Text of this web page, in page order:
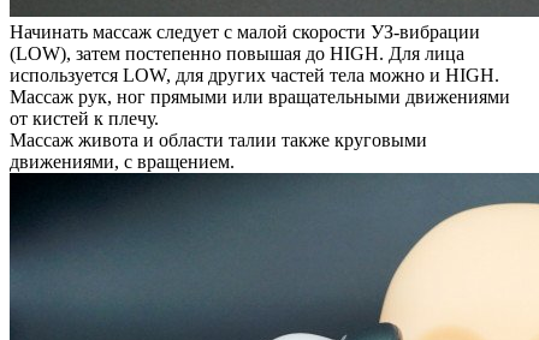
Начинать массаж следует с малой скорости УЗ-вибрации
(LOW), затем постепенно повышая до HIGH. Для лица
используется LOW, для других частей тела можно и HIGH.
Массаж рук, ног прямыми или вращательными движениями
от кистей к плечу.
Массаж живота и области талии также круговыми
движениями, с вращением.